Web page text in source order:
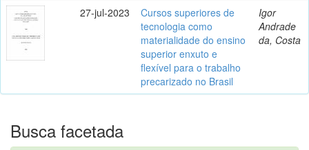
27-jul-2023
Cursos superiores de
tecnologia como
materialidade do ensino
superior enxuto e
flexível para o trabalho
precarizado no Brasil
Igor
Andrade
da, Costa
Busca facetada